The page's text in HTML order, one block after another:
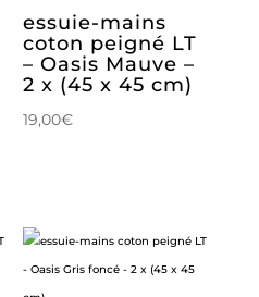
essuie-mains
coton peigné LT
– Oasis Mauve –
2 x (45 x 45 cm)
19,00€